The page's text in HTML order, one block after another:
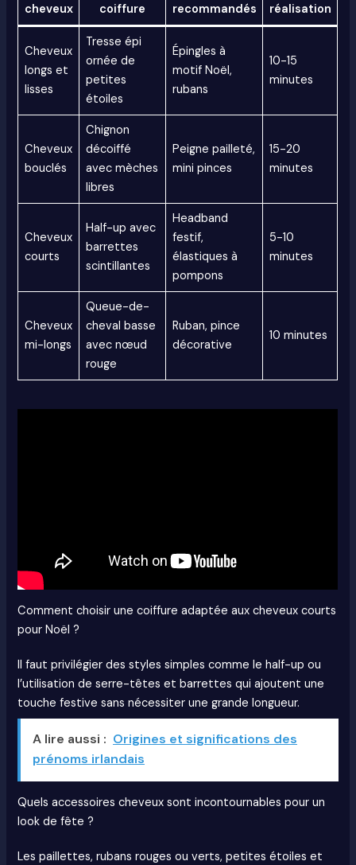
cheveux
coiffure
recommandés
réalisation
Cheveux
longs et
lisses
Tresse épi
ornée de
petites
étoiles
Épingles à
motif Noël,
rubans
10-15
minutes
Cheveux
bouclés
Chignon
décoiffé
avec mèches
libres
Peigne pailleté,
mini pinces
15-20
minutes
Cheveux
courts
Half-up avec
barrettes
scintillantes
Headband
festif,
élastiques à
pompons
5-10
minutes
Cheveux
mi-longs
Queue-de-
cheval basse
avec nœud
rouge
Ruban, pince
décorative
10 minutes
Comment choisir une coiffure adaptée aux cheveux courts
pour Noël ?
Il faut privilégier des styles simples comme le half-up ou
l’utilisation de serre-têtes et barrettes qui ajoutent une
touche festive sans nécessiter une grande longueur.
A lire aussi : Origines et significations des
prénoms irlandais
Quels accessoires cheveux sont incontournables pour un
look de fête ?
Les paillettes, rubans rouges ou verts, petites étoiles et